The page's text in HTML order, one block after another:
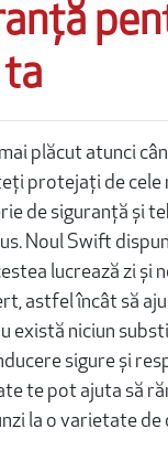
plăcut atunci
protejați de cele
de siguranță și
Noul Swift
lucrează zi și
astfel încât să
există niciun
sigure și
te pot ajuta să
la o varietate